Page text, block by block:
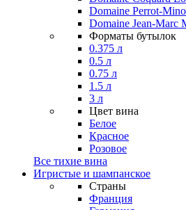
Domaine Perrot-
Domaine Jean-Marc
Форматы бутылок
0.375 л
0.5 л
0.75 л
1.5 л
3 л
Цвет вина
Белое
Красное
Розовое
Все тихие вина
Игристые и шампанское
Страны
Франция